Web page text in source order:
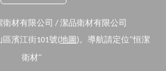
衛材有限公司 / 潔品衛材有限公司
區濱江街101號(地圖 )。導航請定位"恒潔
衛材"